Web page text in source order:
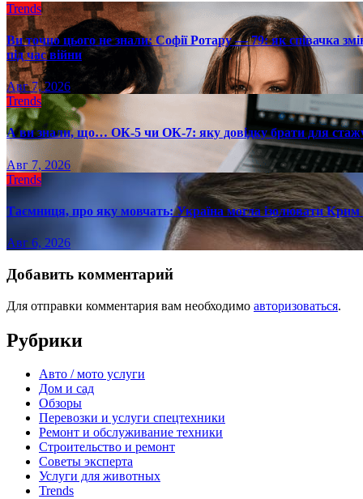
Trends
Ви точно цього не знали: Софії Ротару — 79: як співачка
під час війни
Авг 7, 2026
Trends
А ви знали, що… ОК-5 чи ОК-7: яку довідку брати для
Авг 7, 2026
Trends
Таємниця, про яку мовчать: Україна могла ізолювати
Авг 6, 2026
Добавить комментарий
Для отправки комментария вам необходимо авторизоваться.
Рубрики
Авто / мото услуги
Дом и сад
Обзоры
Перевозки и услуги спецтехники
Ремонт и обслуживание техники
Строительство и ремонт
Советы эксперта
Услуги для животных
Trends